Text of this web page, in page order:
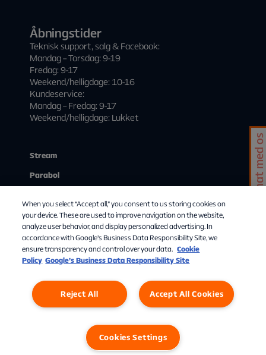
Åbningstider
Teknisk support, salg & Facebook:
Mandag – Torsdag: 9-19
Fredag: 9-17
Weekend/helligdage: 10-16
Kundeservice:
Mandag – Fredag: 9-17
Weekend/helligdage: Lukket
Stream
Parabol
Mit abonnement
Start streaming
Om Allente
Privatlivspolitik Cookies Settings
Chat med os
When you select “Accept all,” you consent to us storing cookies on
your device. These are used to improve navigation on the website,
analyze user behavior, and display personalized advertising. In
accordance with Google's Business Data Responsibility Site, we
ensure transparency and control over your data. Cookie
Policy Google’s Business Data Responsibility Site
Accept All Cookies
Reject All
Cookies Settings